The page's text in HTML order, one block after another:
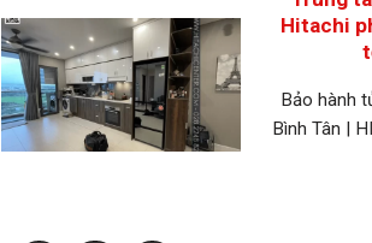
Hitachi
Bảo hành
Bình Tân |